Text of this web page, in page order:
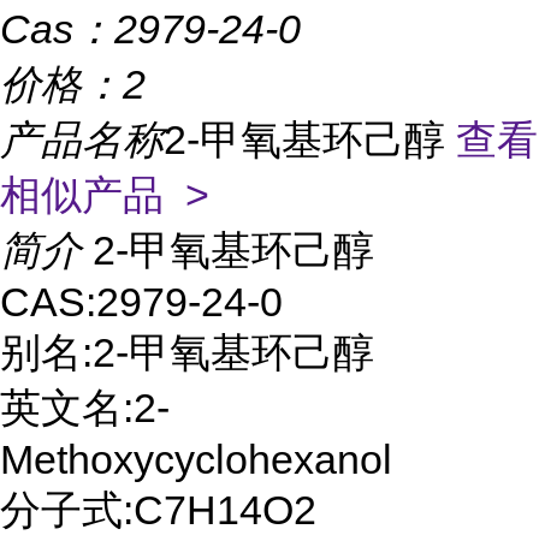
Cas： 2979-24-0
价格： 2
产品名称2-甲氧基环己醇 查看
相似产品 >
简介 2-甲氧基环己醇
CAS:2979-24-0
别名:2-甲氧基环己醇
英文名:2-
Methoxycyclohexanol
分子式:C7H14O2